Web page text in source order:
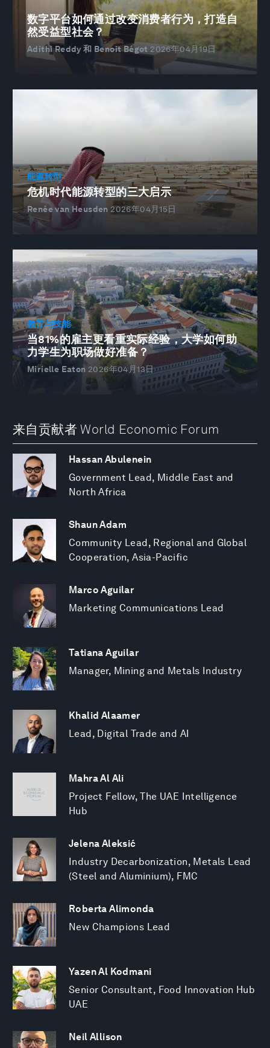
数字平台如何通过改变消费者行为，打造自
然受益型社会？
Adithi Reddy 和 Benoit Bégot 2026年04月19日
能源转型
危机时代能源转型的三大启示
Renée van Heusden 2026年04月15日
教育与技能
当81%的雇主更看重实际经验，大学如何助
力学生为职场做好准备？
Mirielle Eaton 2026年04月13日
来自贡献者 World Economic Forum
Hassan Abulenein
Government Lead, Middle East and
North Africa
Shaun Adam
Community Lead, Regional and Global
Cooperation, Asia-Pacific
Marco Aguilar
Marketing Communications Lead
Tatiana Aguilar
Manager, Mining and Metals Industry
Khalid Alaamer
Lead, Digital Trade and AI
Mahra Al Ali
Project Fellow, The UAE Intelligence
Hub
Jelena Aleksić
Industry Decarbonization, Metals Lead
(Steel and Aluminium), FMC
Roberta Alimonda
New Champions Lead
Yazen Al Kodmani
Senior Consultant, Food Innovation Hub
UAE
Neil Allison